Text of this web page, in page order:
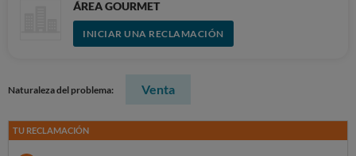
ÁREA GOURMET
INICIAR UNA RECLAMACIÓN
Naturaleza del problema: Venta
TU RECLAMACIÓN